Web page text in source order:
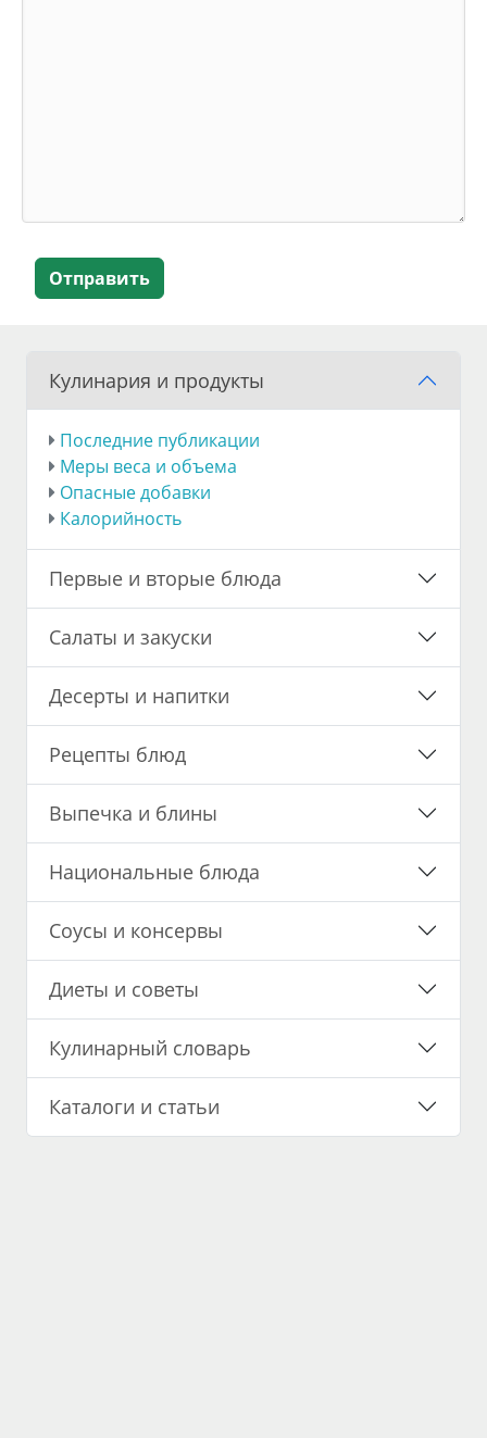
Отправить
Кулинария и продукты
Последние публикации
Меры веса и объема
Опасные добавки
Калорийность
Первые и вторые блюда
Салаты и закуски
Десерты и напитки
Рецепты блюд
Выпечка и блины
Национальные блюда
Соусы и консервы
Диеты и советы
Кулинарный словарь
Каталоги и статьи